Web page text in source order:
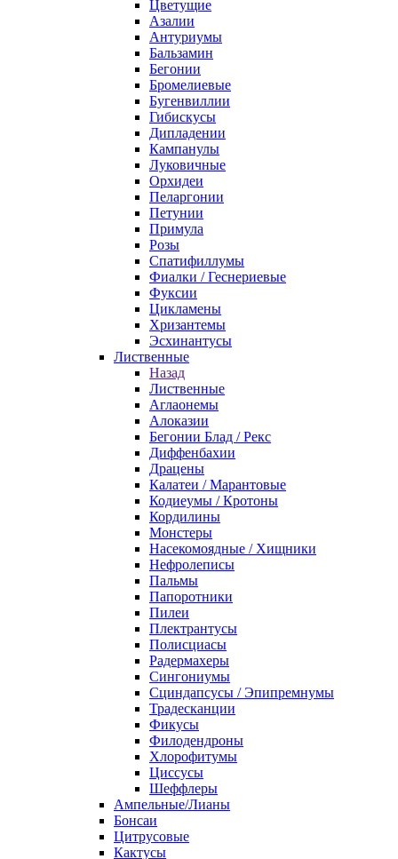
Цветущие
Азалии
Антуриумы
Бальзамин
Бегонии
Бромелиевые
Бугенвиллии
Гибискусы
Дипладении
Кампанулы
Луковичные
Орхидеи
Пеларгонии
Петунии
Примула
Розы
Спатифиллумы
Фиалки / Геснериевые
Фуксии
Цикламены
Хризантемы
Эсхинантусы
Лиственные
Назад
Лиственные
Аглаонемы
Алоказии
Бегонии Блад / Рекс
Диффенбахии
Драцены
Калатеи / Марантовые
Кодиеумы / Кротоны
Кордилины
Монстеры
Насекомоядные / Хищники
Нефролеписы
Пальмы
Папоротники
Пилеи
Плектрантусы
Полисциасы
Радермахеры
Сингониумы
Сциндапсусы / Эпипремнумы
Традесканции
Фикусы
Филодендроны
Хлорофитумы
Циссусы
Шеффлеры
Ампельные/Лианы
Бонсаи
Цитрусовые
Кактусы